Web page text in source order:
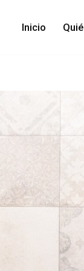
Inicio